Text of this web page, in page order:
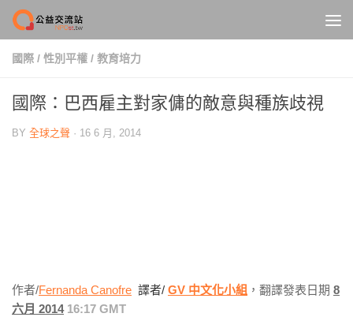
Skip to content
國際 / 性別平權 / 教育培力
國際：巴西雇主對家傭的敵意與種族歧視
BY 全球之聲 · 16 6 月, 2014
作者/Fernanda Canofre 譯者/ GV 中文化小組 ，翻譯發表日期 8
六月 2014 16:17 GMT